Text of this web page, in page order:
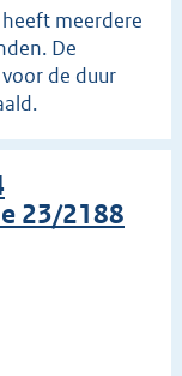
meerdere
De
de duur
23/2188